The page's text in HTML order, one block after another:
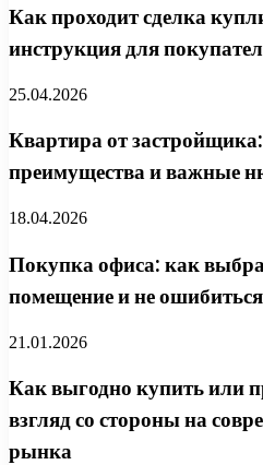
Как проходит сделка
инструкция для
25.04.2026
Квартира от
преимущества и важные
18.04.2026
Покупка офиса: как
помещение и не ошибиться
21.01.2026
Как выгодно купить или
взгляд со стороны на
рынка